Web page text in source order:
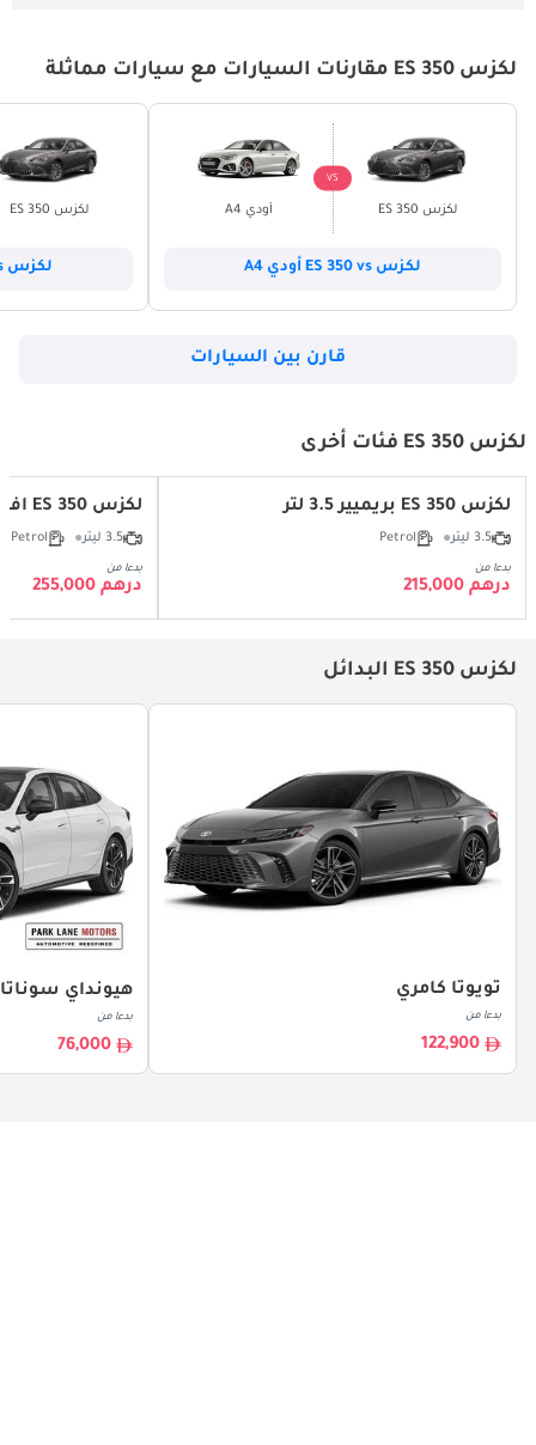
لكزس ES 350 مقارنات السيارات مع سيارات مماثلة
لكزس ES 350
VS
أودي A4
لكزس ES 350 vs أودي A4
لكزس ES 350
لكزس ES 350 vs أودي A6
قارن بين السيارات
لكزس ES 350 فئات أخرى
لكزس ES 350 بريميير 3.5 لتر
3.5 ليتر Petrol
بدءا من
درهم 215,000
لكزس ES 350 اف سبورت 3.5 لتر
3.5 ليتر Petrol
بدءا من
درهم 255,000
لكزس ES 350 البدائل
تويوتا كامري
بدءا من
122,900
هيونداي سوناتا
بدءا من
76,000